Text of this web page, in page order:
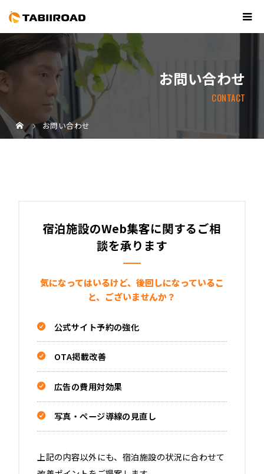
お問い合わせ
CONTACT
お問い合わせ
宿泊施設のWeb集客に関するご相
談を承ります
気になってはいるけど、後回しになっているこ
と、ございませんか？
公式サイト予約の強化
OTA掲載改善
広告の費用対効果
写真・ページ導線の見直し
上記の内容以外にも、宿泊施設の状況に合わせて